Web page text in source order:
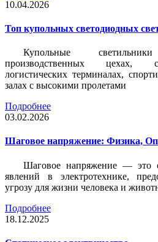
10.04.2026
Топ купольных светодиодных
Купольные
производственных цехах,
логистических терминалах,
залах с высокими пролетами
Подробнее
03.02.2026
Шаговое напряжение: Физика,
Шаговое напряжение — это
явлений в электротехнике,
угрозу для жизни человека и
Подробнее
18.12.2025